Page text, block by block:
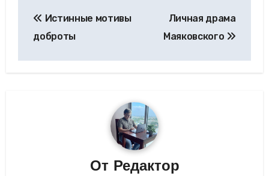
по
Истинные мотивы
доброты
Личная драма
Маяковского
От Редактор